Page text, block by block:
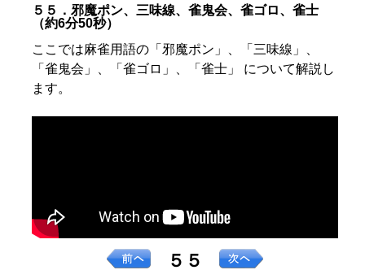
５５．邪魔ポン、三味線、雀鬼会、雀ゴロ、雀士
（約6分50秒）
ここでは麻雀用語の「邪魔ポン」、「三味線」、
「雀鬼会」、「雀ゴロ」、「雀士」 について解説し
ます。
５５